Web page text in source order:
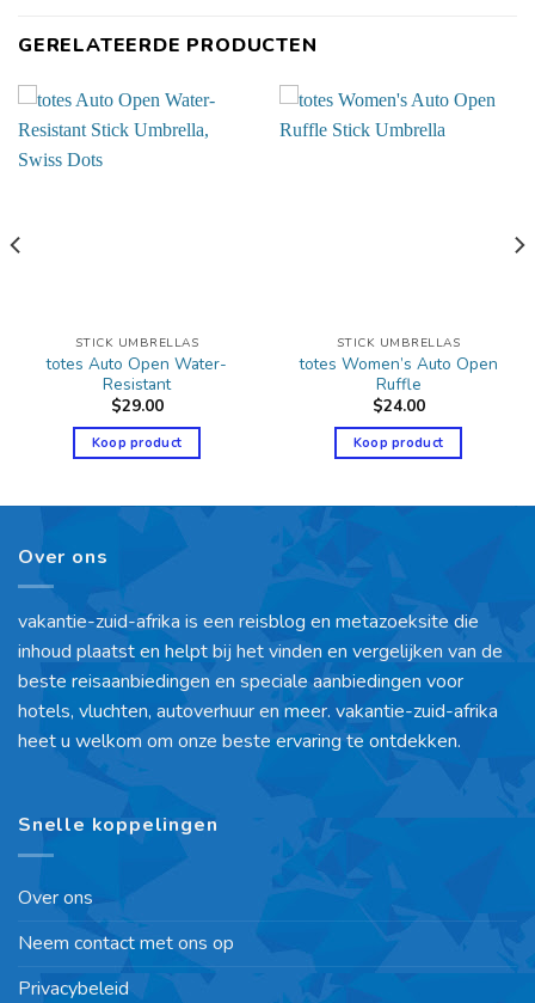
GERELATEERDE PRODUCTEN
STICK UMBRELLAS
totes Auto Open Water-
Resistant
$29.00
Koop product
STICK UMBRELLAS
totes Women’s Auto Open
Ruffle
$24.00
Koop product
Over ons
vakantie-zuid-afrika is een reisblog en metazoeksite die
inhoud plaatst en helpt bij het vinden en vergelijken van de
beste reisaanbiedingen en speciale aanbiedingen voor
hotels, vluchten, autoverhuur en meer. vakantie-zuid-afrika
heet u welkom om onze beste ervaring te ontdekken.
Snelle koppelingen
Over ons
Neem contact met ons op
Privacybeleid